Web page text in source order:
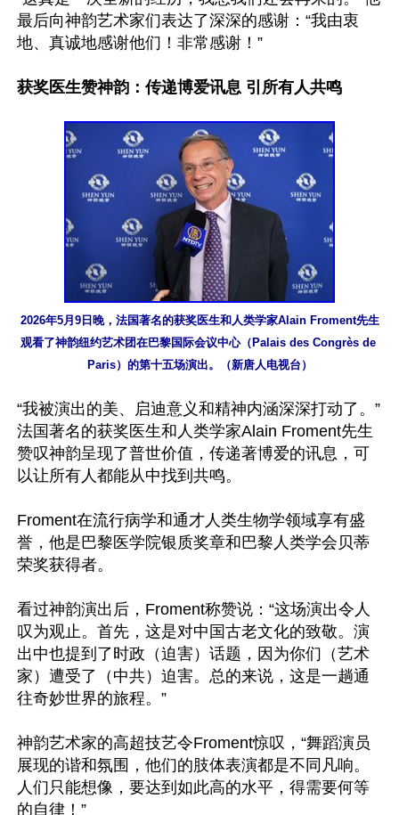
最后向神韵艺术家们表达了深深的感谢：“我由衷
地、真诚地感谢他们！非常感谢！”
获奖医生赞神韵：传递博爱讯息 引所有人共鸣
2026年5月9日晚，法国著名的获奖医生和人类学家Alain Froment先生
观看了神韵纽约艺术团在巴黎国际会议中心（Palais des Congrès de
Paris）的第十五场演出。（新唐人电视台）
“我被演出的美、启迪意义和精神内涵深深打动了。”
法国著名的获奖医生和人类学家Alain Froment先生
赞叹神韵呈现了普世价值，传递著博爱的讯息，可
以让所有人都能从中找到共鸣。
Froment在流行病学和通才人类生物学领域享有盛
誉，他是巴黎医学院银质奖章和巴黎人类学会贝蒂
荣奖获得者。
看过神韵演出后，Froment称赞说：“这场演出令人
叹为观止。首先，这是对中国古老文化的致敬。演
出中也提到了时政（迫害）话题，因为你们（艺术
家）遭受了（中共）迫害。总的来说，这是一趟通
往奇妙世界的旅程。”
神韵艺术家的高超技艺令Froment惊叹，“舞蹈演员
展现的谐和氛围，他们的肢体表演都是不同凡响。
人们只能想像，要达到如此高的水平，得需要何等
的自律！”